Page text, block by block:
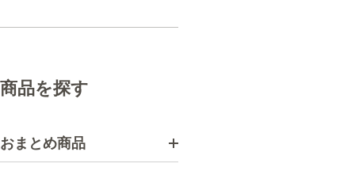
商品を探す
おまとめ商品